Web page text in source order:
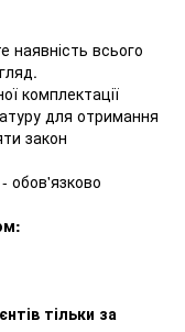
наявність всього
комплектації
для отримання
закон
обов'язково
тільки за